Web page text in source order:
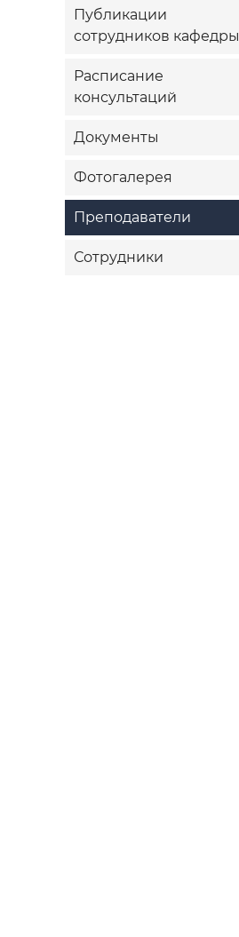
Публикации
сотрудников кафедры
Расписание
консультаций
Документы
Фотогалерея
Преподаватели
Сотрудники